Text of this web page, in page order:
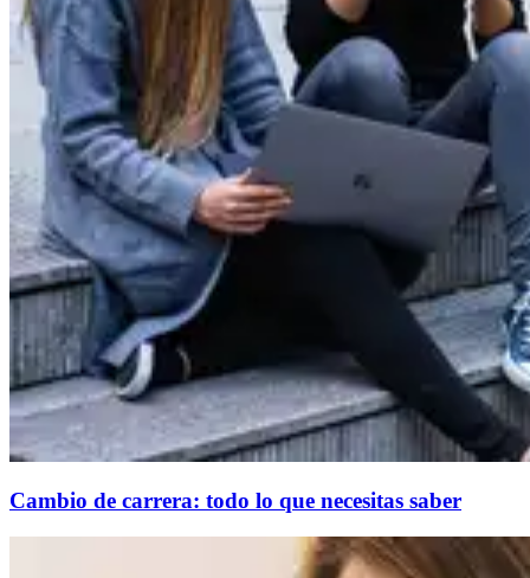
Cambio de carrera: todo lo que necesitas saber